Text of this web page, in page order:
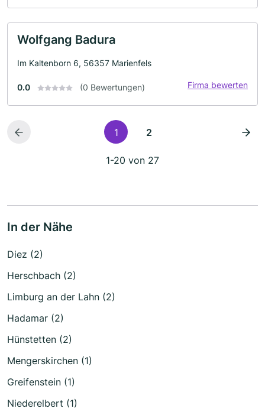
Wolfgang Badura
Im Kaltenborn 6, 56357 Marienfels
0.0 (0 Bewertungen) Firma bewerten
1 2
1-20 von 27
In der Nähe
Diez (2)
Herschbach (2)
Limburg an der Lahn (2)
Hadamar (2)
Hünstetten (2)
Mengerskirchen (1)
Greifenstein (1)
Niederelbert (1)